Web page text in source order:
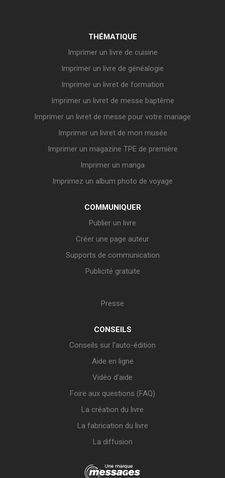
THÉMATIQUE
Imprimer un livre de cuisine
Imprimer un livre de généalogie
Imprimer un livret de formation
Imprimer un livret de messe baptême
Imprimer un livret de messe pour votre mariage
Imprimer un livret de mon musée
Imprimer un magazine TPE de première
Imprimer un manga
Imprimez un album photo de voyage
COMMUNIQUER
Publier un livre
Créer une page auteur
Supports de communication
Publicité gratuite
Presse
CONSEILS
Conseils sur l’auto-édition
Aide en ligne
Vidéo d’aide
Foire aux questions (FAQ)
La création du livre
La fabrication du livre
La diffusion